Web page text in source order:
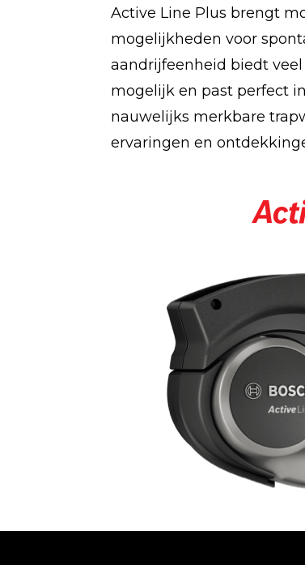
Active Line Plus brengt
mogelijkheden voor
aandrijfeenheid biedt veel
mogelijk en past perfect
nauwelijks merkbare
ervaringen en